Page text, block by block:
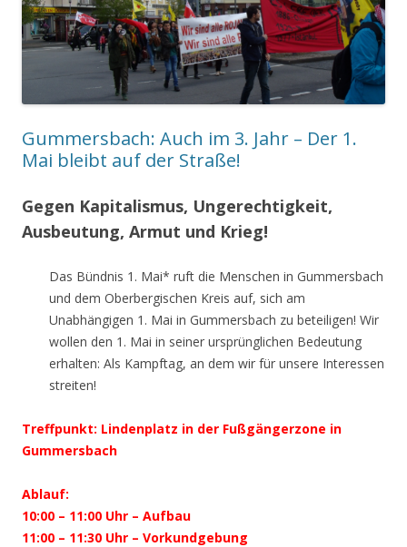
Gummersbach: Auch im 3. Jahr – Der 1.
Mai bleibt auf der Straße!
Gegen Kapitalismus, Ungerechtigkeit,
Ausbeutung, Armut und Krieg!
Das Bündnis 1. Mai* ruft die Menschen in Gummersbach
und dem Oberbergischen Kreis auf, sich am
Unabhängigen 1. Mai in Gummersbach zu beteiligen! Wir
wollen den 1. Mai in seiner ursprünglichen Bedeutung
erhalten: Als Kampftag, an dem wir für unsere Interessen
streiten!
Treffpunkt: Lindenplatz in der Fußgängerzone in
Gummersbach
Ablauf:
10:00 – 11:00 Uhr – Aufbau
11:00 – 11:30 Uhr – Vorkundgebung